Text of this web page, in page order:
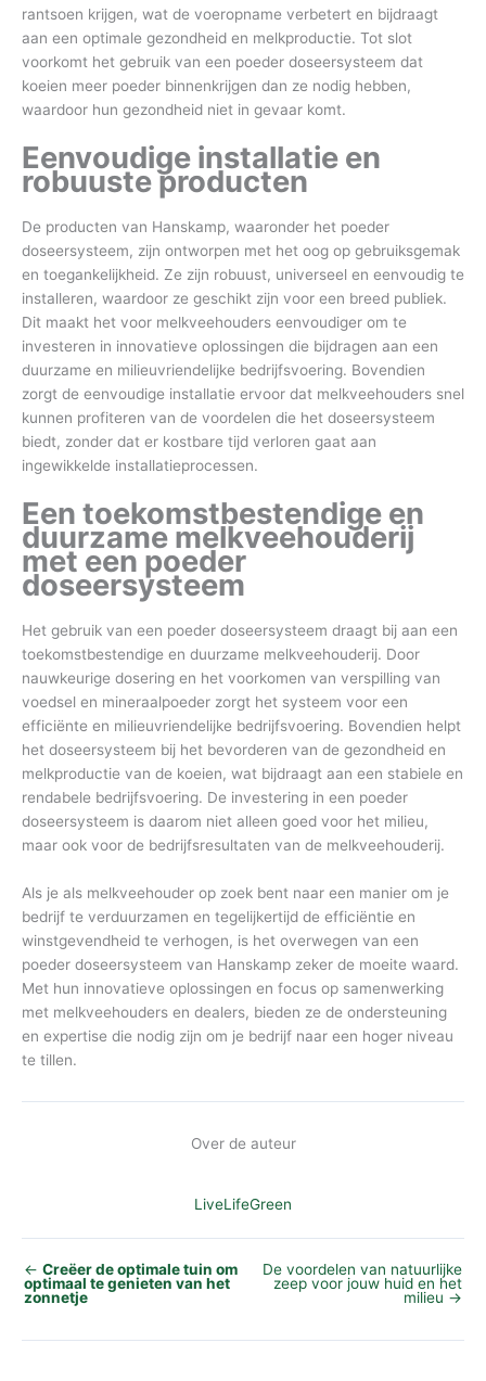
rantsoen krijgen, wat de voeropname verbetert en bijdraagt
aan een optimale gezondheid en melkproductie. Tot slot
voorkomt het gebruik van een poeder doseersysteem dat
koeien meer poeder binnenkrijgen dan ze nodig hebben,
waardoor hun gezondheid niet in gevaar komt.
Eenvoudige installatie en
robuuste producten
De producten van Hanskamp, waaronder het poeder
doseersysteem, zijn ontworpen met het oog op gebruiksgemak
en toegankelijkheid. Ze zijn robuust, universeel en eenvoudig te
installeren, waardoor ze geschikt zijn voor een breed publiek.
Dit maakt het voor melkveehouders eenvoudiger om te
investeren in innovatieve oplossingen die bijdragen aan een
duurzame en milieuvriendelijke bedrijfsvoering. Bovendien
zorgt de eenvoudige installatie ervoor dat melkveehouders snel
kunnen profiteren van de voordelen die het doseersysteem
biedt, zonder dat er kostbare tijd verloren gaat aan
ingewikkelde installatieprocessen.
Een toekomstbestendige en
duurzame melkveehouderij
met een poeder
doseersysteem
Het gebruik van een poeder doseersysteem draagt bij aan een
toekomstbestendige en duurzame melkveehouderij. Door
nauwkeurige dosering en het voorkomen van verspilling van
voedsel en mineraalpoeder zorgt het systeem voor een
efficiënte en milieuvriendelijke bedrijfsvoering. Bovendien helpt
het doseersysteem bij het bevorderen van de gezondheid en
melkproductie van de koeien, wat bijdraagt aan een stabiele en
rendabele bedrijfsvoering. De investering in een poeder
doseersysteem is daarom niet alleen goed voor het milieu,
maar ook voor de bedrijfsresultaten van de melkveehouderij.
Als je als melkveehouder op zoek bent naar een manier om je
bedrijf te verduurzamen en tegelijkertijd de efficiëntie en
winstgevendheid te verhogen, is het overwegen van een
poeder doseersysteem van Hanskamp zeker de moeite waard.
Met hun innovatieve oplossingen en focus op samenwerking
met melkveehouders en dealers, bieden ze de ondersteuning
en expertise die nodig zijn om je bedrijf naar een hoger niveau
te tillen.
Over de auteur
LiveLifeGreen
← Creëer de optimale tuin om
optimaal te genieten van het
zonnetje
De voordelen van natuurlijke
zeep voor jouw huid en het
milieu →